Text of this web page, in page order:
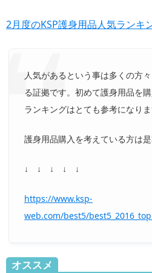
2月度のKSP護身用品人気ランキ
人気があるという事は多くの方
る証拠です。初めて護身用品を
ランキングはとても参考になりま
護身用品購入を考えている方は
↓ ↓ ↓ ↓ ↓
https://www.ksp-
web.com/best5/
オススメ